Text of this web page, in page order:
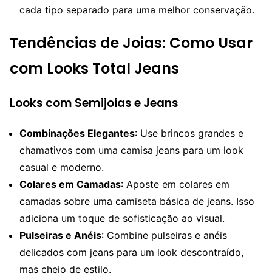
cada tipo separado para uma melhor conservação.
Tendências de Joias: Como Usar
com Looks Total Jeans
Looks com Semijoias e Jeans
Combinações Elegantes: Use brincos grandes e
chamativos com uma camisa jeans para um look
casual e moderno.
Colares em Camadas: Aposte em colares em
camadas sobre uma camiseta básica de jeans. Isso
adiciona um toque de sofisticação ao visual.
Pulseiras e Anéis: Combine pulseiras e anéis
delicados com jeans para um look descontraído,
mas cheio de estilo.